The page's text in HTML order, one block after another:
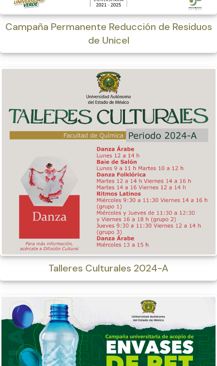
Campaña Permanente Reducción de Residuos
de Unicel
Talleres Culturales 2024-A